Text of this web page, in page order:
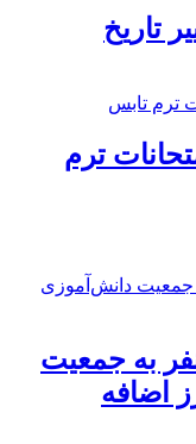
تاریخ
ترم
هزار نفر به جمعیت
اضافه